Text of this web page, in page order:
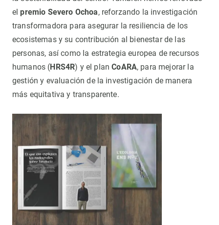
elpremio Severo Ochoa, reforzando la investigación
transformadora para asegurar la resiliencia de los
ecosistemas y su contribución al bienestar de las
personas, así como la estrategia europea de recursos
humanos (HRS4R) y el planCoARA, para mejorar la
gestión y evaluación de la investigación de manera
más equitativa y transparente.